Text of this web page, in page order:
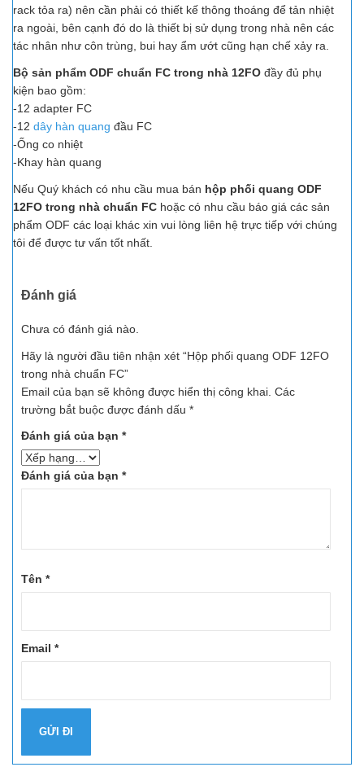
rack tỏa ra) nên cần phải có thiết kế thông thoáng để tản nhiệt
ra ngoài, bên cạnh đó do là thiết bị sử dụng trong nhà nên các
tác nhân như côn trùng, bui hay ẩm ướt cũng hạn chế xảy ra.
Bộ sản phẩm ODF chuẩn FC trong nhà 12FO đầy đủ phụ
kiện bao gồm:
-12 adapter FC
-12 dây hàn quang đầu FC
-Ống co nhiệt
-Khay hàn quang
Nếu Quý khách có nhu cầu mua bán hộp phối quang ODF
12FO trong nhà chuẩn FC hoặc có nhu cầu báo giá các sản
phẩm ODF các loại khác xin vui lòng liên hệ trực tiếp với chúng
tôi để được tư vấn tốt nhất.
Đánh giá
Chưa có đánh giá nào.
Hãy là người đầu tiên nhận xét “Hộp phối quang ODF 12FO
trong nhà chuẩn FC”
Email của bạn sẽ không được hiển thị công khai. Các
trường bắt buộc được đánh dấu *
Đánh giá của bạn *
Đánh giá của bạn *
Tên *
Email *